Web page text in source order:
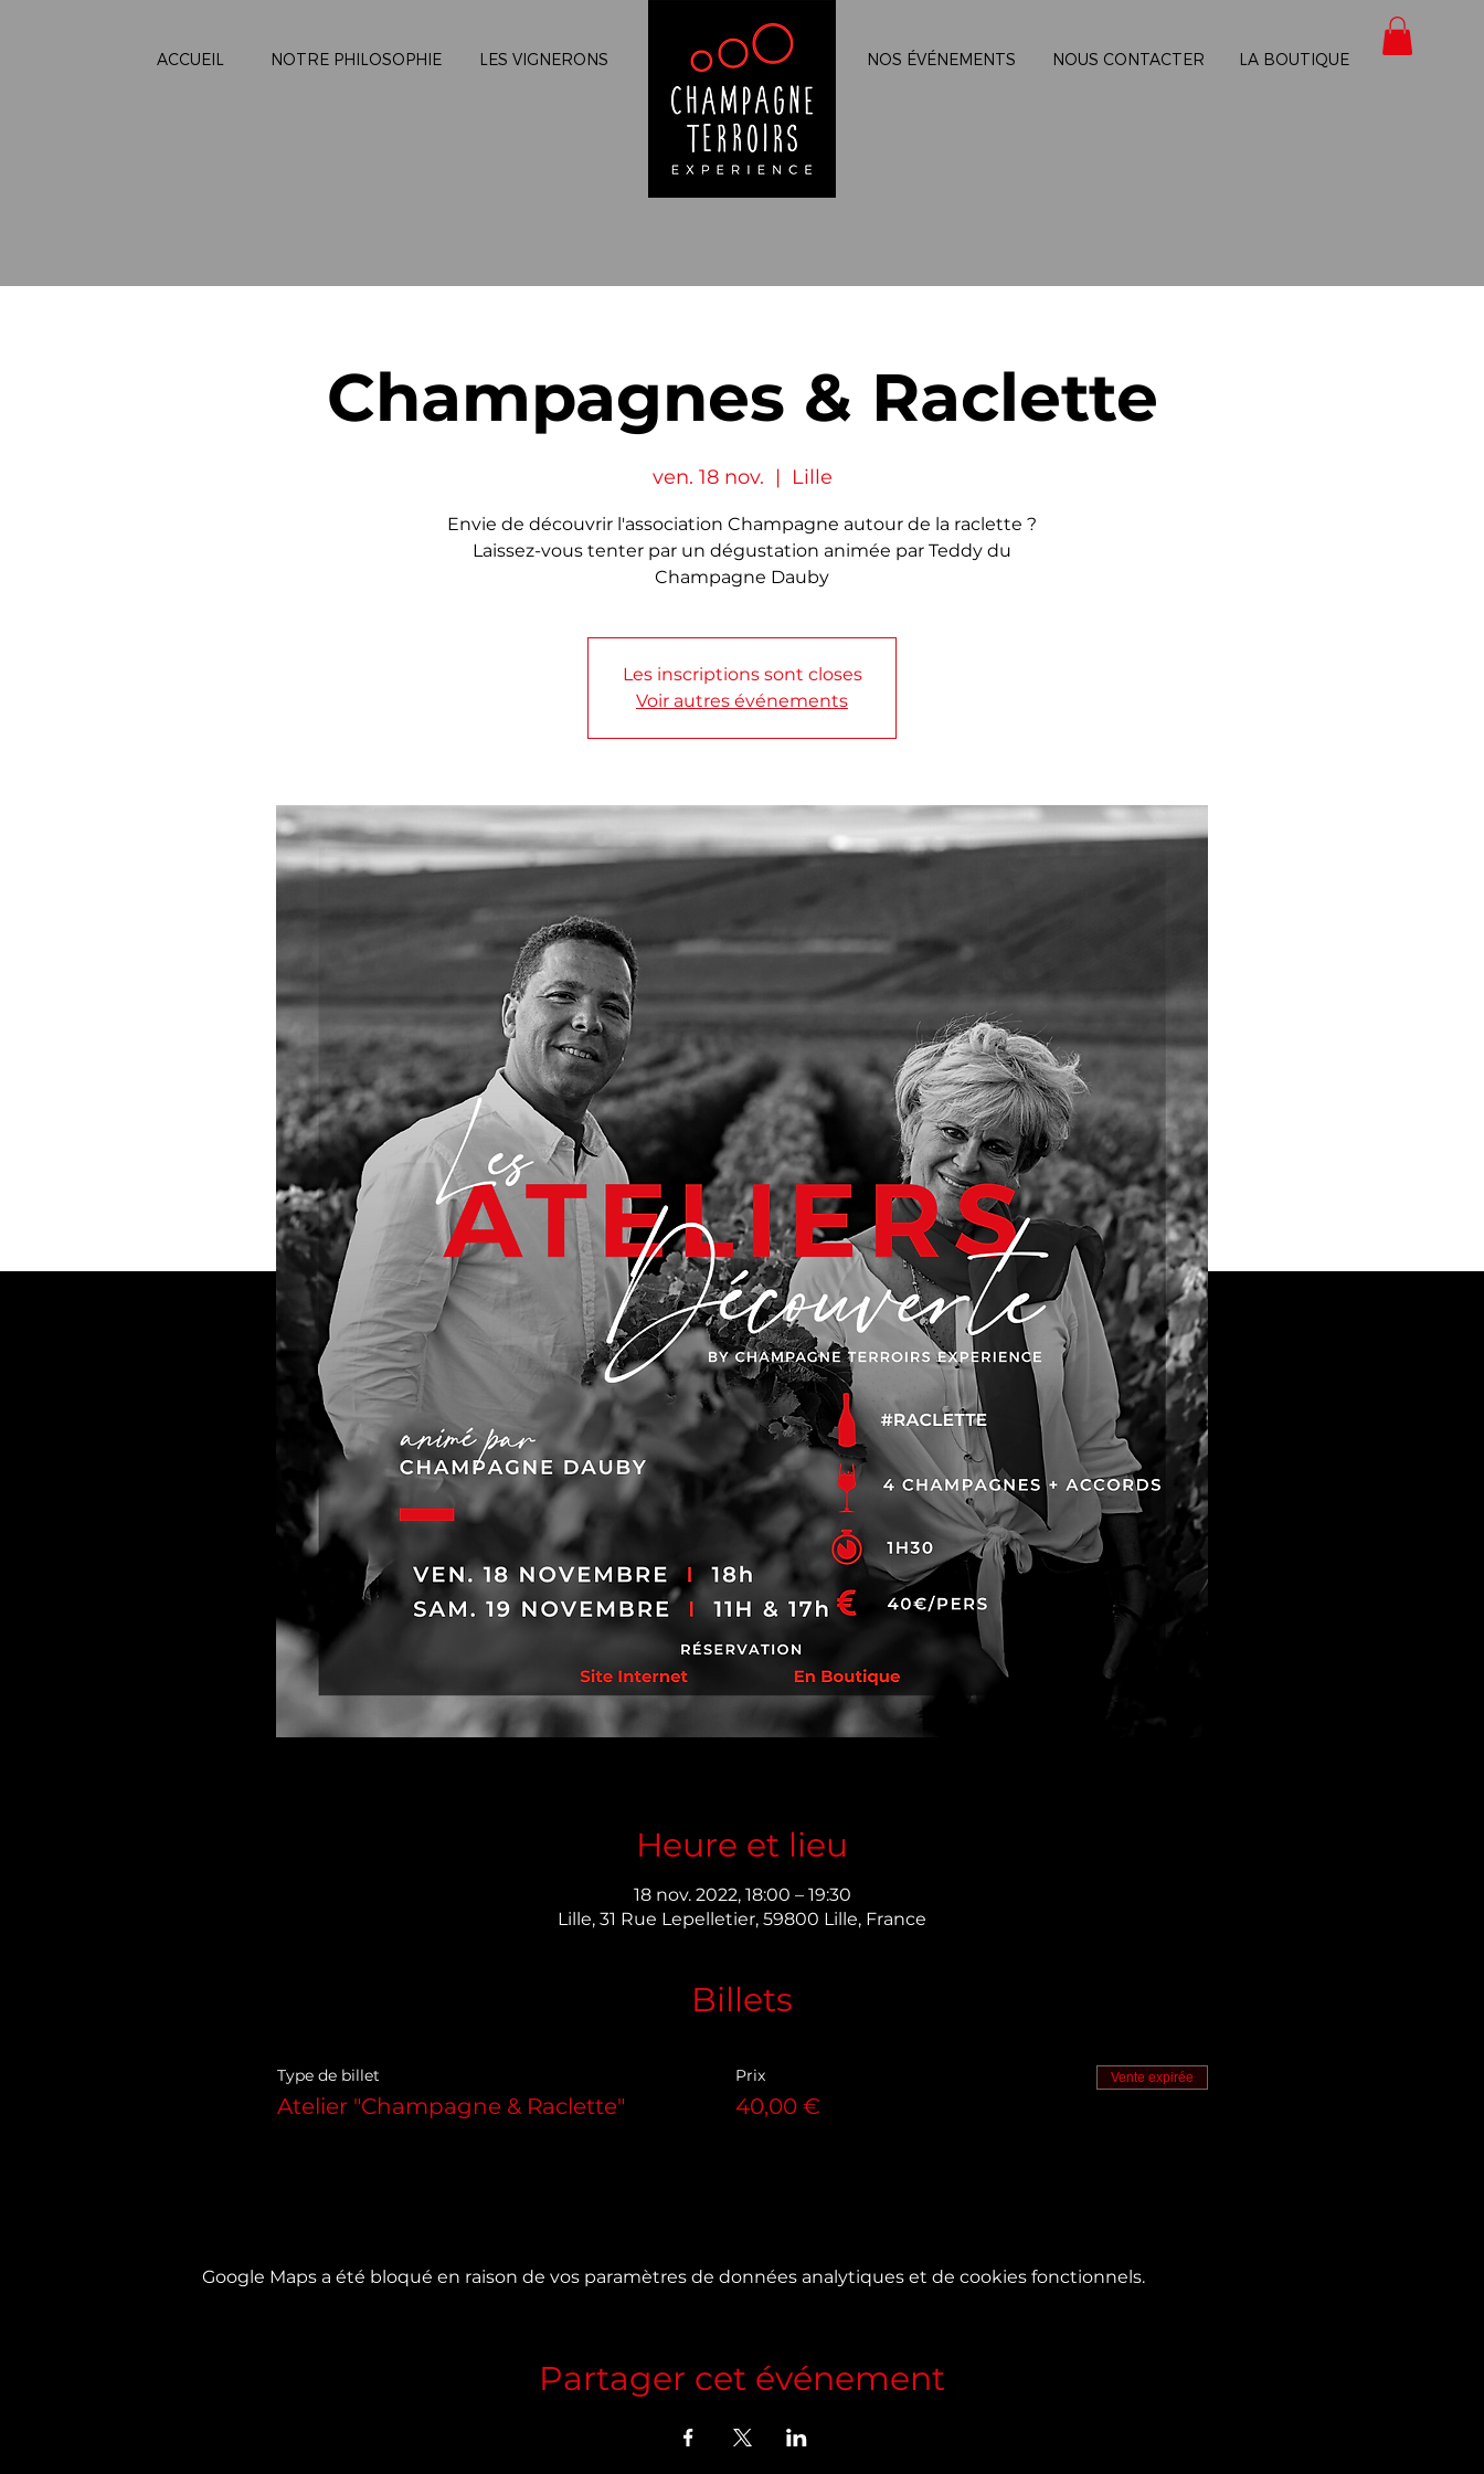
NOS ÉVÉNEMENTS NOUS CONTACTER LA BOUTIQUE
LES VIGNERONS
NOTRE PHILOSOPHIE
ACCUEIL
Champagnes & Raclette
ven. 18 nov.
  |
Lille
Envie de découvrir l'association Champagne autour de la raclette ?
Laissez-vous tenter par un dégustation animée par Teddy du
Champagne Dauby
Les inscriptions sont closes
Voir autres événements
Heure et lieu
18 nov. 2022, 18:00 – 19:30
Lille, 31 Rue Lepelletier, 59800 Lille, France
Billets
Type de billet
Atelier "Champagne & Raclette"
Prix
40,00 €
Vente expirée
Google Maps a été bloqué en raison de vos paramètres de données analytiques et de cookies fonctionnels.
Partager cet événement